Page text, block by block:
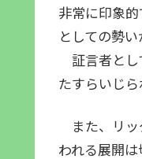
非常に印象
としての勢
証言者とし
たすらいじ
また、リッ
われる展開